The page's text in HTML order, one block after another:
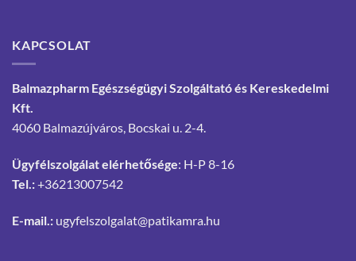
KAPCSOLAT
Balmazpharm Egészségügyi Szolgáltató és Kereskedelmi
Kft.
4060 Balmazújváros, Bocskai u. 2-4.
Ügyfélszolgálat elérhetősége: H-P 8-16
Tel.:+36213007542
E-mail.: ugyfelszolgalat@patikamra.hu